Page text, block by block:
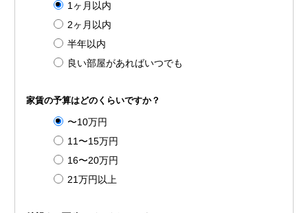
1ヶ月以内
2ヶ月以内
半年以内
良い部屋があればいつでも
家賃の予算はどのくらいですか？
〜10万円
11〜15万円
16〜20万円
21万円以上